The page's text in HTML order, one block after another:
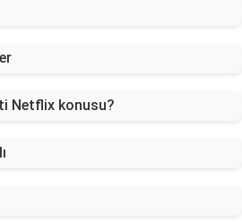
Netflix konusu?